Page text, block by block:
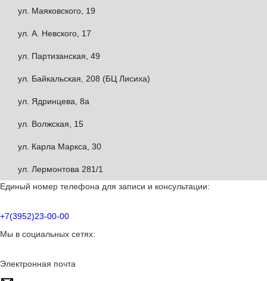
ул. Маяковского, 19
ул. А. Невского, 17
ул. Партизанская, 49
ул. Байкальская, 208 (БЦ Лисиха)
ул. Ядринцева, 8а
ул. Волжская, 15
ул. Карла Маркса, 30
ул. Лермонтова 281/1
Единый номер телефона для записи и консультации:
+7(3952)23-00-00
Мы в социальных сетях:
Электронная почта